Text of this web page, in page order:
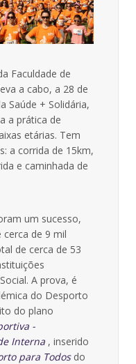
Faculdade de
a cabo, a 28 de
Saúde + Solidária,
a prática de
etárias. Tem
a corrida de 15km,
e caminhada de
um sucesso,
de 9 mil
de cerca de 53
A prova, é
do Desporto
do plano
-
Interna , inserido
para Todos do